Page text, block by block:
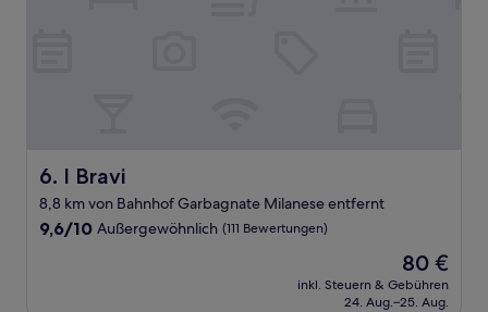
6. I Bravi
I Bravi
8,8 km von Bahnhof Garbagnate Milanese entfernt
9.6
9,6/10 Außergewöhnlich (111 Bewertungen)
Der
Preis
beträgt
80 €
inkl. Steuern & Gebühren
24. Aug.–25. Aug.